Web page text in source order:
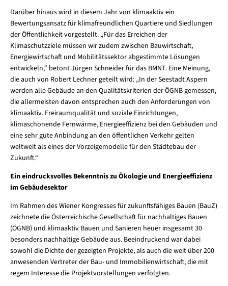
Darüber hinaus wird in diesem Jahr von klimaaktiv ein
Bewertungsansatz für klimafreundlichen Quartiere und Siedlungen
der Öffentlichkeit vorgestellt. „Für das Erreichen der
Klimaschutzziele müssen wir zudem zwischen Bauwirtschaft,
Energiewirtschaft und Mobilitätssektor abgestimmte Lösungen
entwickeln,“ betont Jürgen Schneider für das BMNT. Eine Meinung,
die auch von Robert Lechner geteilt wird: „In der Seestadt Aspern
werden alle Gebäude an den Qualitätskriterien der ÖGNB gemessen,
die allermeisten davon entsprechen auch den Anforderungen von
klimaaktiv. Freiraumqualität und soziale Einrichtungen,
klimaschonende Fernwärme, Energieeffizienz bei den Gebäuden und
eine sehr gute Anbindung an den öffentlichen Verkehr gelten
weltweit als eines der Vorzeigemodelle für den Städtebau der
Zukunft.“
Ein eindrucksvolles Bekenntnis zu Ökologie und Energieeffizienz
im Gebäudesektor
Im Rahmen des Wiener Kongresses für zukunftsfähiges Bauen (BauZ)
zeichnete die Österreichische Gesellschaft für nachhaltiges Bauen
(ÖGNB) und klimaaktiv Bauen und Sanieren heuer insgesamt 30
besonders nachhaltige Gebäude aus. Beeindruckend war dabei
sowohl die Dichte der gezeigten Projekte, als auch die weit über 200
anwesenden Vertreter der Bau- und Immobilienwirtschaft, die mit
regem Interesse die Projektvorstellungen verfolgten.